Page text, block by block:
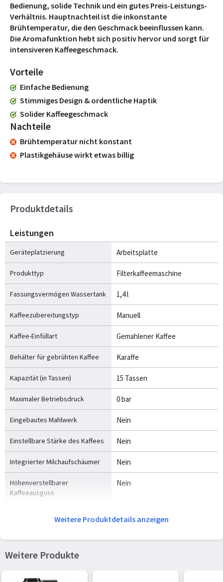
Bedienung, solide Technik und ein gutes Preis-Leistungs-
Verhältnis. Hauptnachteil ist die inkonstante
Brühtemperatur, die den Geschmack beeinflussen kann.
Die Aromafunktion hebt sich positiv hervor und sorgt für
intensiveren Kaffeegeschmack.
Vorteile
Einfache Bedienung
Stimmiges Design & ordentliche Haptik
Solider Kaffeegeschmack
Nachteile
Brühtemperatur nicht konstant
Plastikgehäuse wirkt etwas billig
Produktdetails
Leistungen
Geräteplatzierung Arbeitsplatte
Produkttyp Filterkaffeemaschine
Fassungsvermögen Wassertank 1,4 l
Kaffeezubereitungstyp Manuell
Kaffee-Einfüllart Gemahlener Kaffee
Behälter für gebrühten Kaffee Karaffe
Kapazität (in Tassen) 15 Tassen
Maximaler Betriebsdruck 0 bar
Eingebautes Mahlwerk Nein
Einstellbare Stärke des Kaffees Nein
Integrierter Milchaufschäumer Nein
Höhenverstellbarer
Kaffeeausguss
Nein
Dampfleitung
Anpassbarer Dampf
Weitere Produktdetails anzeigen
Weitere Produkte